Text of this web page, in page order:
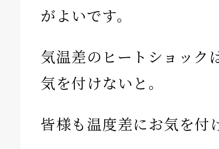
がよいです。
気温差のヒートショック
気を付けないと。
皆様も温度差にお気を付